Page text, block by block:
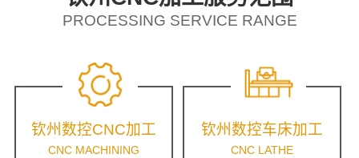
PROCESSING SERVICE RANGE
钦州数控CNC加工
CNC MACHINING
钦州数控车床加工
CNC LATHE